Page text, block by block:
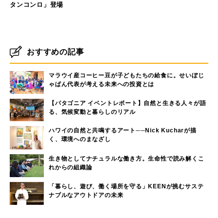
タンコンロ」登場
おすすめの記事
マラウイ産コーヒー豆が子どもたちの給食に。せいぼじ
ゃぱん代表が考える未来への投資とは
【パタゴニア イベントレポート】自然と生きる人々が語
る、気候変動と暮らしのリアル
ハワイの自然と共鳴するアート──Nick Kucharが描
く、環境へのまなざし
生き物としてナチュラルな働き方。生命性で読み解くこ
れからの組織論
「暮らし、遊び、働く場所を守る」KEENが挑むサステ
ナブルなアウトドアの未来